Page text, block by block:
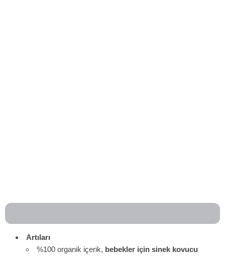
Artıları
%100 organik içerik, bebekler için sinek kovucu